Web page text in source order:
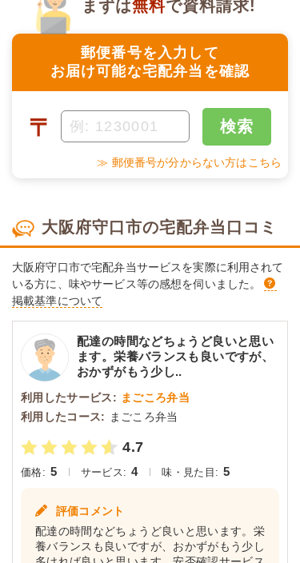
郵便番号を入力して
お届け可能な宅配弁当を確認
まずは無料で資料請求!
〒 検索
≫ 郵便番号が分からない方はこちら
大阪府守口市の宅配弁当口コミ
大阪府守口市で宅配弁当サービスを実際に利用されて
いる方に、味やサービス等の感想を伺いました。
掲載基準について
配達の時間などちょうど良いと思い
ます。栄養バランスも良いですが、
おかずがもう少し..
利用したサービス: まごころ弁当
利用したコース: まごころ弁当
4.7
価格: 5 サービス: 4 味・見た目: 5
評価コメント
配達の時間などちょうど良いと思います。栄
養バランスも良いですが、おかずがもう少し